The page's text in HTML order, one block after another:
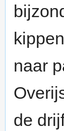
naar
de